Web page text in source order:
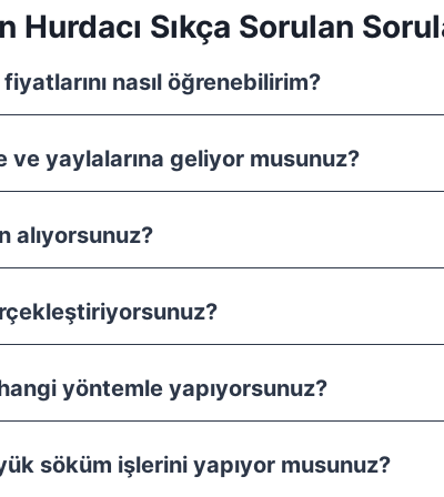
Hurdacı Sıkça Sorulan
nasıl öğrenebilirim?
ve yaylalarına geliyor musunuz?
alıyorsunuz?
yöntemle yapıyorsunuz?
söküm işlerini yapıyor musunuz?